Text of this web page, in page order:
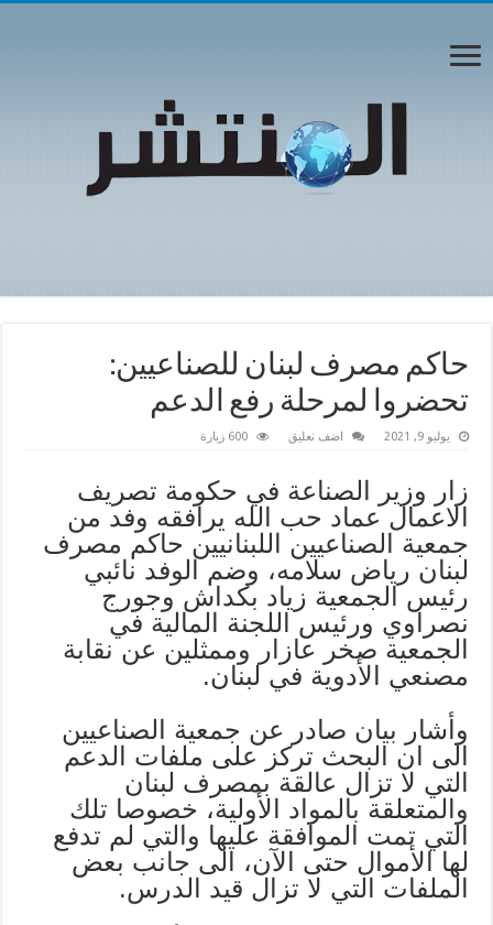
حاكم مصرف لبنان للصناعيين:
تحضروا لمرحلة رفع الدعم
يوليو 9, 2021 اضف تعليق 600 زيارة
زار وزير الصناعة في حكومة تصريف
الاعمال عماد حب الله يرافقه وفد من
جمعية الصناعيين اللبنانيين حاكم مصرف
لبنان رياض سلامه، وضم الوفد نائبي
رئيس الجمعية زياد بكداش وجورج
نصراوي ورئيس اللجنة المالية في
الجمعية صخر عازار وممثلين عن نقابة
مصنعي الأدوية في لبنان.
وأشار بيان صادر عن جمعية الصناعيين
الى ان البحث تركز على ملفات الدعم
التي لا تزال عالقة بمصرف لبنان
والمتعلقة بالمواد الأولية، خصوصا تلك
التي تمت الموافقة عليها والتي لم تدفع
لها الأموال حتى الآن، الى جانب بعض
الملفات التي لا تزال قيد الدرس.